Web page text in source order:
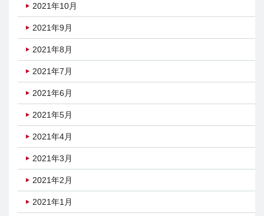
2021年10月
2021年9月
2021年8月
2021年7月
2021年6月
2021年5月
2021年4月
2021年3月
2021年2月
2021年1月